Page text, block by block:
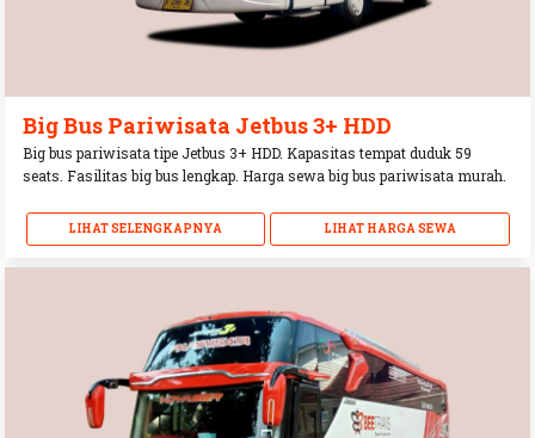
Big Bus Pariwisata Jetbus 3+ HDD
Big bus pariwisata tipe Jetbus 3+ HDD. Kapasitas tempat duduk 59
seats. Fasilitas big bus lengkap. Harga sewa big bus pariwisata murah.
LIHAT SELENGKAPNYA LIHAT HARGA SEWA